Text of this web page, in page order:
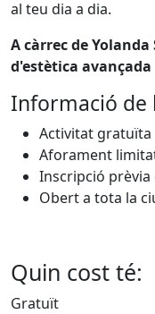
al teu dia a dia.
A càrrec de
d'estètica avançada
Informació de
Activitat gratuïta
Aforament
Inscripció prèvia
Obert a tota la
Quin cost té:
Gratuït